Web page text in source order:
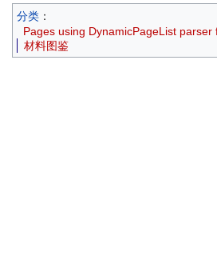
分类 ：
Pages using DynamicPageList parser
材料图鉴